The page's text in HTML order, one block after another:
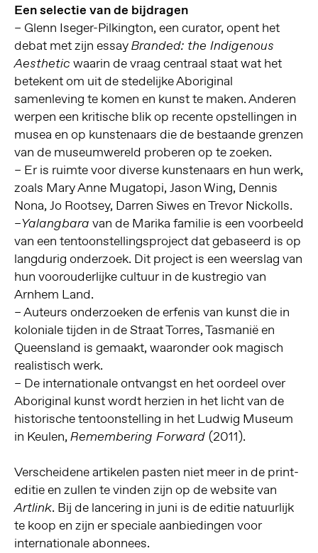
Een selectie van de bijdragen
– Glenn Iseger-Pilkington, een curator, opent het
debat met zijn essayBranded: the Indigenous
Aesthetic waarin de vraag centraal staat wat het
betekent om uit de stedelijke Aboriginal
samenleving te komen en kunst te maken. Anderen
werpen een kritische blik op recente opstellingen in
musea en op kunstenaars die de bestaande grenzen
van de museumwereld proberen op te zoeken.
– Er is ruimte voor diverse kunstenaars en hun werk,
zoals Mary Anne Mugatopi, Jason Wing, Dennis
Nona, Jo Rootsey, Darren Siwes en Trevor Nickolls.
–Yalangbara van de Marika familie is een voorbeeld
van een tentoonstellingsproject dat gebaseerd is op
langdurig onderzoek. Dit project is een weerslag van
hun voorouderlijke cultuur in de kustregio van
Arnhem Land.
– Auteurs onderzoeken de erfenis van kunst die in
koloniale tijden in de Straat Torres, Tasmanië en
Queensland is gemaakt, waaronder ook magisch
realistisch werk.
– De internationale ontvangst en het oordeel over
Aboriginal kunst wordt herzien in het licht van de
historische tentoonstelling in het Ludwig Museum
in Keulen, Remembering Forward (2011).
Verscheidene artikelen pasten niet meer in de print-
editie en zullen te vinden zijn op de website van
Artlink. Bij de lancering in juni is de editie natuurlijk
te koop en zijn er speciale aanbiedingen voor
internationale abonnees.